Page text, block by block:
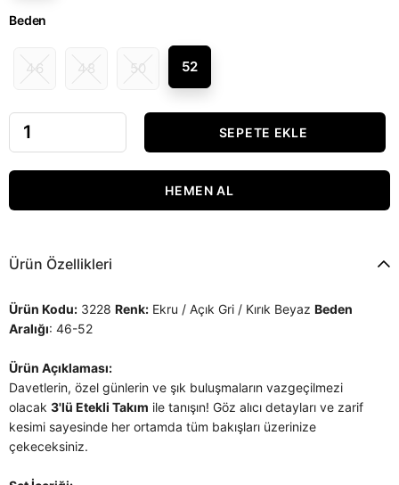
Beden
46 48 50 52
Ürün Özellikleri
Ürün Kodu: 3228 Renk: Ekru / Açık Gri / Kırık Beyaz Beden
Aralığı: 46-52
Ürün Açıklaması:
Davetlerin, özel günlerin ve şık buluşmaların vazgeçilmezi
olacak 3'lü Etekli Takım ile tanışın! Göz alıcı detayları ve zarif
kesimi sayesinde her ortamda tüm bakışları üzerinize
çekeceksiniz.